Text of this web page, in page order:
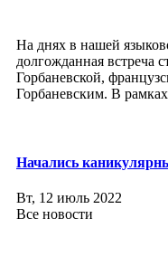
На днях в нашей
долгожданная встреча
Горбаневской,
Горбаневским. В
Начались
Вт, 12 июль 2022
Все новости